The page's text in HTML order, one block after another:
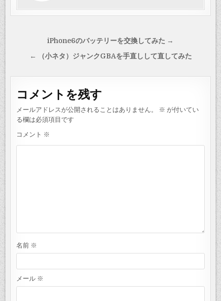
ゲ
ー
シ
ョ
iPhone6のバッテリーを交換してみた →
← （小ネタ）ジャンクGBAを手直しして直してみた
コメントを残す
メールアドレスが公開されることはありません。 ※ が付いてい
る欄は必須項目です
コメント ※
名前 ※
メール ※